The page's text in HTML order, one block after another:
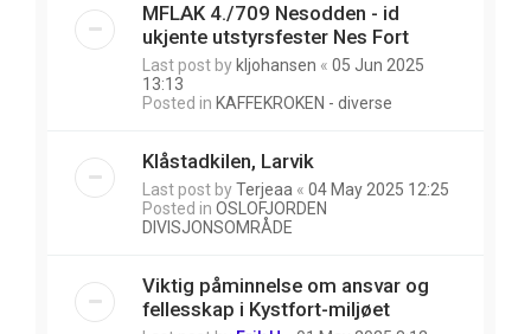
MFLAK 4./709 Nesodden - id
ukjente utstyrsfester Nes Fort
Last post by kljohansen « 05 Jun 2025
13:13
Posted in KAFFEKROKEN - diverse
Klåstadkilen, Larvik
Last post byTerjeaa « 04 May 2025 12:25
Posted in OSLOFJORDEN
DIVISJONSOMRÅDE
Viktig påminnelse om ansvar og
fellesskap i Kystfort-miljøet